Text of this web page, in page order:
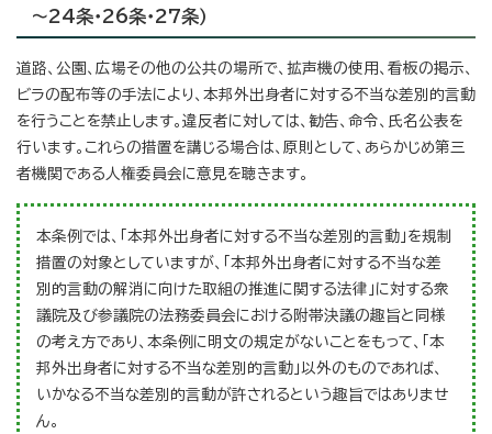
～24条・26条・27条）
道路、公園、広場その他の公共の場所で、拡声機の使用、看板の掲示、
ビラの配布等の手法により、本邦外出身者に対する不当な差別的言動
を行うことを禁止します。違反者に対しては、勧告、命令、氏名公表を
行います。これらの措置を講じる場合は、原則として、あらかじめ第三
者機関である人権委員会に意見を聴きます。
本条例では、「本邦外出身者に対する不当な差別的言動」を規制
措置の対象としていますが、「本邦外出身者に対する不当な差
別的言動の解消に向けた取組の推進に関する法律」に対する衆
議院及び参議院の法務委員会における附帯決議の趣旨と同様
の考え方であり、本条例に明文の規定がないことをもって、「本
邦外出身者に対する不当な差別的言動」以外のものであれば、
いかなる不当な差別的言動が許されるという趣旨ではありませ
ん。